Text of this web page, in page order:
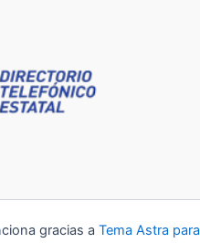
gracias a Tema Astra para